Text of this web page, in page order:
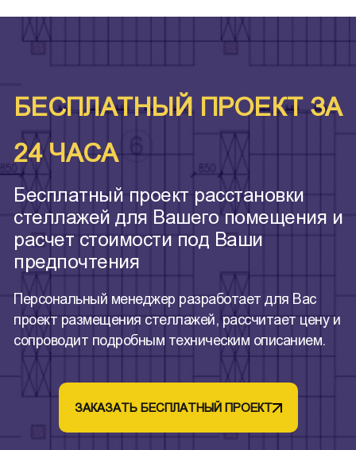
БЕСПЛАТНЫЙ ПРОЕКТ ЗА
24 ЧАСА
Бесплатный проект расстановки
стеллажей для Вашего помещения и
расчет стоимости под Ваши
предпочтения
Персональный менеджер разработает для Вас
проект размещения стеллажей, рассчитает цену и
сопроводит подробным техническим описанием.
ЗАКАЗАТЬ БЕСПЛАТНЫЙ ПРОЕКТ